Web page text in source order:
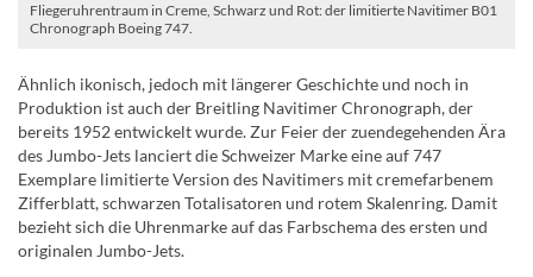
Fliegeruhrentraum in Creme, Schwarz und Rot: der limitierte Navitimer B01
Chronograph Boeing 747.
Ähnlich ikonisch, jedoch mit längerer Geschichte und noch in
Produktion ist auch der Breitling Navitimer Chronograph, der
bereits 1952 entwickelt wurde. Zur Feier der zuendegehenden Ära
des Jumbo-Jets lanciert die Schweizer Marke eine auf 747
Exemplare limitierte Version des Navitimers mit cremefarbenem
Zifferblatt, schwarzen Totalisatoren und rotem Skalenring. Damit
bezieht sich die Uhrenmarke auf das Farbschema des ersten und
originalen Jumbo-Jets.